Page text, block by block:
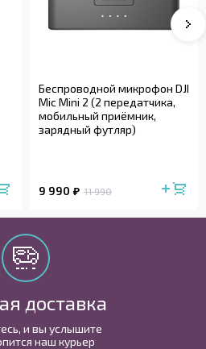
Беспроводной микрофон DJI
Mic Mini 2 (2 передатчика,
мобильный приёмник,
зарядный футляр)
9 990 11 990
доставка
и вы услышите
наш курьер